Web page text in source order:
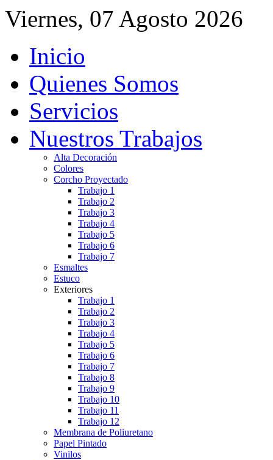
Viernes, 07 Agosto 2026
Inicio
Quienes Somos
Servicios
Nuestros Trabajos
Alta Decoración
Colores
Corcho Proyectado
Trabajo 1
Trabajo 2
Trabajo 3
Trabajo 4
Trabajo 5
Trabajo 6
Trabajo 7
Esmaltes
Estuco
Exteriores
Trabajo 1
Trabajo 2
Trabajo 3
Trabajo 4
Trabajo 5
Trabajo 6
Trabajo 7
Trabajo 8
Trabajo 9
Trabajo 10
Trabajo 11
Trabajo 12
Membrana de Poliuretano
Papel Pintado
Vinilos